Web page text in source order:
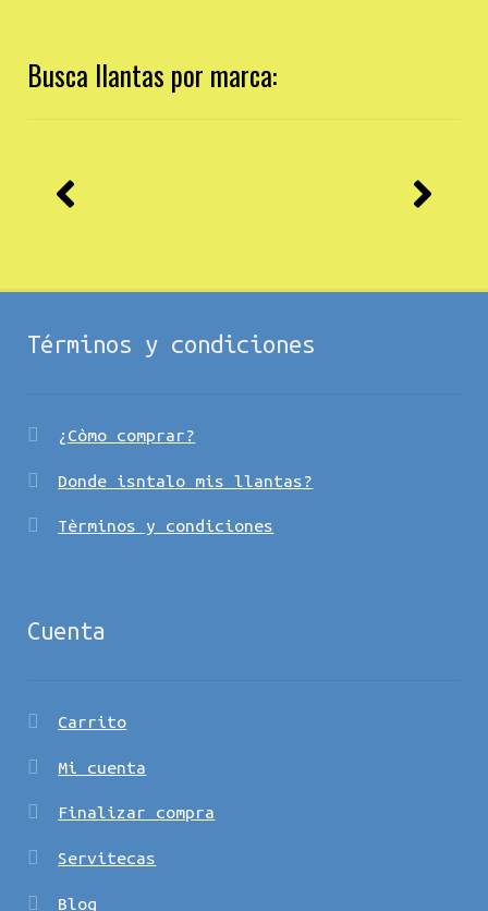
Busca llantas por marca:
Términos y condiciones
¿Còmo comprar?
Donde isntalo mis llantas?
Tèrminos y condiciones
Cuenta
Carrito
Mi cuenta
Finalizar compra
Servitecas
Blog